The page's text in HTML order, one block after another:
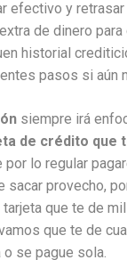
efectivo y
de dinero
historial
pasos si aún
siempre irá
de crédito que
por lo regular
sacar provecho,
tarjeta que te de
que te de
se pague sola.